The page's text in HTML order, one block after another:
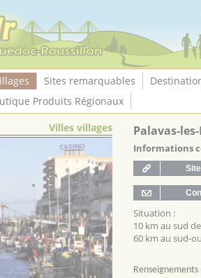
Sites remarquables
Produits Régionaux
Villes villages
Palavas-
Informations
Situation :
10 km au sud
60 km au sud-